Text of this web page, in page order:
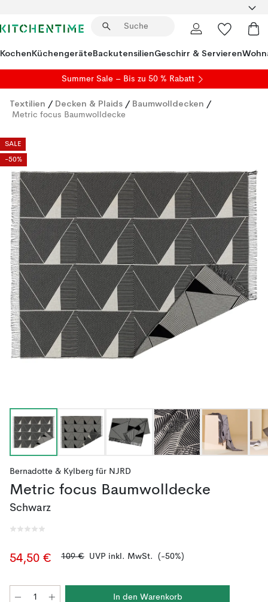
KochenKüchengeräteBackutensilienGeschirr & Servieren
Summer Sale – Bis zu 50 % Rabatt
Textilien / Decken & Plaids / Baumwolldecken /
Metric focus Baumwolldecke
SALE
-50%
Bernadotte & Kylberg für NJRD
Metric focus Baumwolldecke
Schwarz
54,50 € 109 € UVP inkl. MwSt. (-50%)
In den Warenkorb